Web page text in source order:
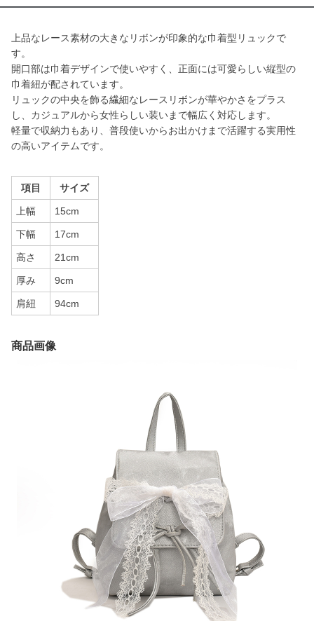
上品なレース素材の大きなリボンが印象的な巾着型リュックで
す。
開口部は巾着デザインで使いやすく、正面には可愛らしい縦型の
巾着紐が配されています。
リュックの中央を飾る繊細なレースリボンが華やかさをプラス
し、カジュアルから女性らしい装いまで幅広く対応します。
軽量で収納力もあり、普段使いからお出かけまで活躍する実用性
の高いアイテムです。
項目 サイズ
上幅 15cm
下幅 17cm
高さ 21cm
厚み 9cm
肩紐 94cm
商品画像